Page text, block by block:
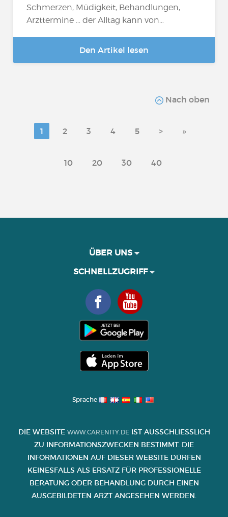
Schmerzen, Müdigkeit, Behandlungen,
Arzttermine … der Alltag kann von…
Den Artikel lesen
Nach oben
1 2 3 4 5 > »
10 20 30 40
ÜBER UNS
SCHNELLZUGRIFF
Sprache
DIE WEBSITE WWW.CARENITY.DEIST AUSSCHLIESSLICH Z
U INFORMATIONSZWECKEN BESTIMMT. DIE I
NFORMATIONEN AUF DIESER WEBSITE DÜRFEN K
EINESFALLS ALS ERSATZ FÜR PROFESSIONELLE B
ERATUNG ODER BEHANDLUNG DURCH EINEN A
USGEBILDETEN ARZT ANGESEHEN WERDEN.